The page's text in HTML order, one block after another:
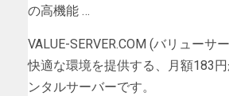
の高機能 …
VALUE-SERVER.COM (バリューサ
快適な環境を提供する、月額183
ンタルサーバーです。